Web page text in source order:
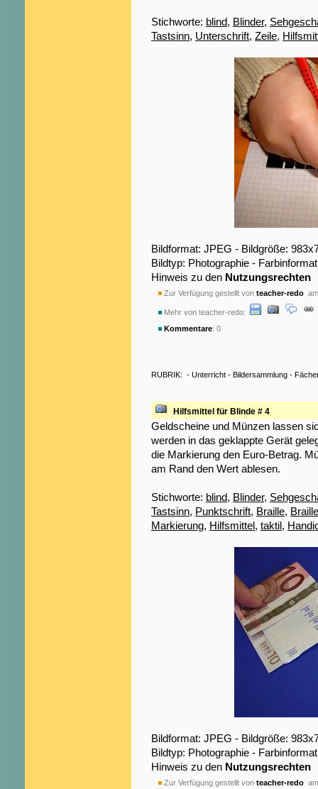
Stichworte: blind, Blinder,
Tastsinn, Unterschrift, Zeile,
Bildformat: JPEG - Bildgröße:
Bildtyp: Photographie -
Hinweis zu den Nutzungsrechten
Zur Verfügung gestellt von teacher-redo
Mehr von teacher-redo:
Kommentare: 0
RUBRIK: - Unterricht - Bildersammlung -
Hilfsmittel für Blinde # 4
Geldscheine und Münzen lassen
werden in das geklappte Gerät
die Markierung den Euro-Betrag.
am Rand den Wert ablesen.
Stichworte: blind, Blinder,
Tastsinn, Punktschrift, Braille,
Markierung, Hilfsmittel, taktil,
Bildformat: JPEG - Bildgröße:
Bildtyp: Photographie -
Hinweis zu den Nutzungsrechten
Zur Verfügung gestellt von teacher-redo